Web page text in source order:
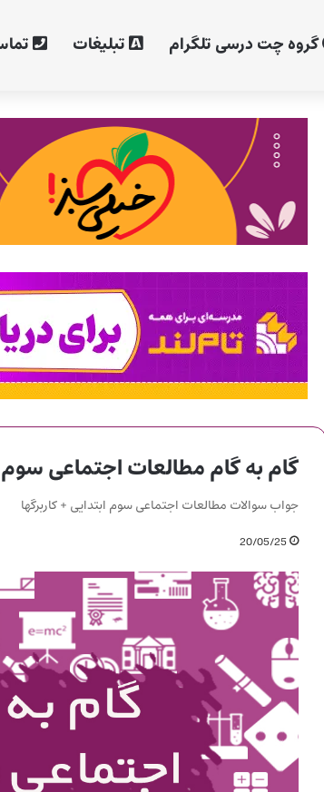
گروه چت درسی تلگرام تبلیغات
گام به گام مطالعات اجتماعی
جواب سوالات مطالعات اجتماعی سوم ابتدایی + کاربرگها
20/05/25